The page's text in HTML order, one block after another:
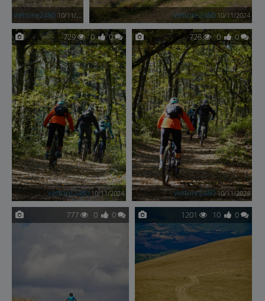
Vettore2480 10/11/2024 Vettore2480 10/11/2024
729 0 0
Vettore2480 10/11/2024
728 0 0
Vettore2480 10/11/2024
777 0 0 1201 10 0